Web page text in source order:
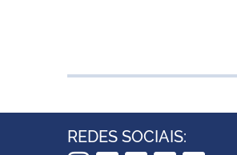
REDES SOCIAIS: